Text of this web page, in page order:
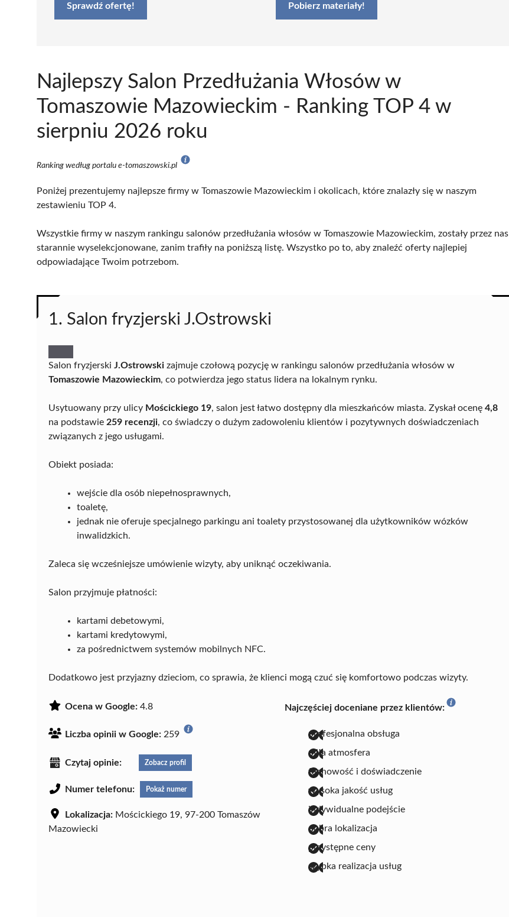
Sprawdź ofertę! Pobierz materiały!
Najlepszy Salon Przedłużania Włosów w
Tomaszowie Mazowieckim - Ranking TOP 4 w
sierpniu 2026 roku
Ranking według portalu e-tomaszowski.pl
Poniżej prezentujemy najlepsze firmy w Tomaszowie Mazowieckim i okolicach, które znalazły się w naszym
zestawieniu TOP 4.
Wszystkie firmy w naszym rankingu salonów przedłużania włosów w Tomaszowie Mazowieckim, zostały przez nas
starannie wyselekcjonowane, zanim trafiły na poniższą listę. Wszystko po to, aby znaleźć oferty najlepiej
odpowiadające Twoim potrzebom.
1. Salon fryzjerski J.Ostrowski
Salon fryzjerski J.Ostrowski zajmuje czołową pozycję w rankingu salonów przedłużania włosów w
Tomaszowie Mazowieckim, co potwierdza jego status lidera na lokalnym rynku.
Usytuowany przy ulicy Mościckiego 19, salon jest łatwo dostępny dla mieszkańców miasta. Zyskał ocenę 4,8
na podstawie 259 recenzji, co świadczy o dużym zadowoleniu klientów i pozytywnych doświadczeniach
związanych z jego usługami.
Obiekt posiada:
wejście dla osób niepełnosprawnych,
toaletę,
jednak nie oferuje specjalnego parkingu ani toalety przystosowanej dla użytkowników wózków
inwalidzkich.
Zaleca się wcześniejsze umówienie wizyty, aby uniknąć oczekiwania.
Salon przyjmuje płatności:
kartami debetowymi,
kartami kredytowymi,
za pośrednictwem systemów mobilnych NFC.
Dodatkowo jest przyjazny dzieciom, co sprawia, że klienci mogą czuć się komfortowo podczas wizyty.
Ocena w Google: 4.8
Liczba opinii w Google: 259
Czytaj opinie: Zobacz profil
Numer telefonu: Pokaż numer
Lokalizacja: Mościckiego 19, 97-200 Tomaszów
Mazowiecki
Najczęściej doceniane przez klientów:
profesjonalna obsługa
miła atmosfera
fachowość i doświadczenie
wysoka jakość usług
indywidualne podejście
dobra lokalizacja
przystępne ceny
szybka realizacja usług